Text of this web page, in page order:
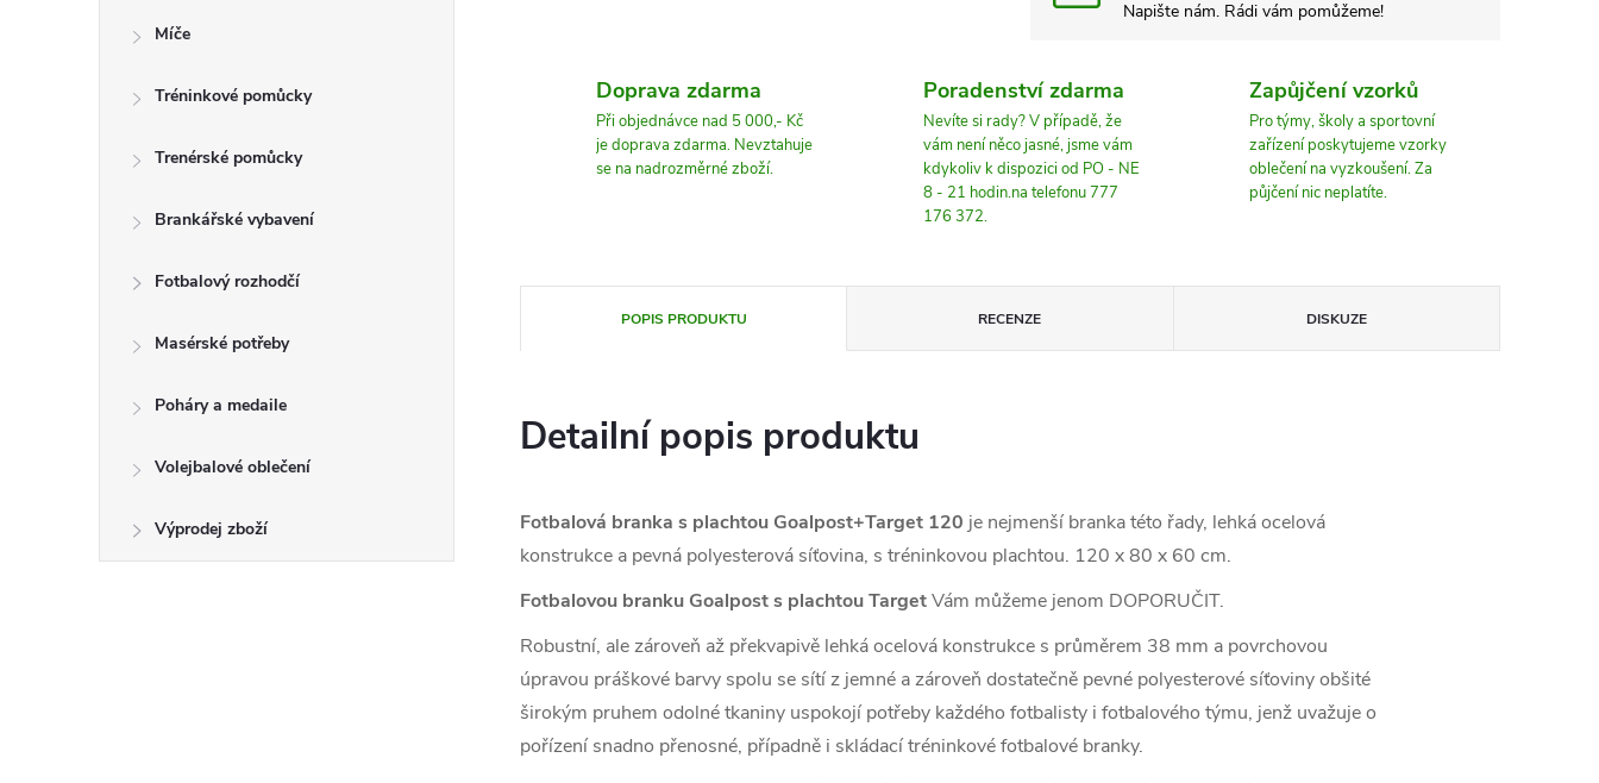
Míče
Tréninkové pomůcky
Trenérské pomůcky
Brankářské vybavení
Fotbalový rozhodčí
Masérské potřeby
Poháry a medaile
Volejbalové oblečení
Výprodej zboží
Napište nám. Rádi vám pomůžeme!
Doprava zdarma
Při objednávce nad 5 000,- Kč
je doprava zdarma. Nevztahuje
se na nadrozměrné zboží.
Poradenství zdarma
Nevíte si rady? V případě, že
vám není něco jasné, jsme vám
kdykoliv k dispozici od PO - NE
8 - 21 hodin.na telefonu 777
176 372.
Zapůjčení vzorků
Pro týmy, školy a sportovní
zařízení poskytujeme vzorky
oblečení na vyzkoušení. Za
půjčení nic neplatíte.
POPIS PRODUKTU RECENZE DISKUZE
Detailní popis produktu
Fotbalová branka s plachtou Goalpost+Target 120 je nejmenší branka této řady, lehká ocelová
konstrukce a pevná polyesterová síťovina, s tréninkovou plachtou. 120 x 80 x 60 cm.
Fotbalovou branku Goalpost s plachtou TargetVám můžeme jenom DOPORUČIT.
Robustní, ale zároveň až překvapivě lehká ocelová konstrukce s průměrem 38 mm a povrchovou
úpravou práškové barvy spolu se sítí z jemné a zároveň dostatečně pevné polyesterové síťoviny obšité
širokým pruhem odolné tkaniny uspokojí potřeby každého fotbalisty i fotbalového týmu, jenž uvažuje o
pořízení snadno přenosné, případně i skládací tréninkové fotbalové branky.